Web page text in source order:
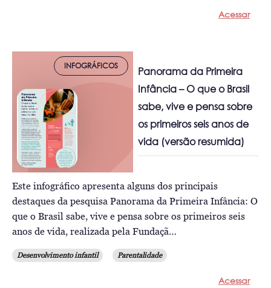
Acessar
INFOGRÁFICOS
Panorama da Primeira
Infância – O que o Brasil
sabe, vive e pensa sobre
os primeiros seis anos de
vida (versão resumida)
Este infográfico apresenta alguns dos principais
destaques da pesquisa Panorama da Primeira Infância: O
que o Brasil sabe, vive e pensa sobre os primeiros seis
anos de vida, realizada pela Fundaçã…
Desenvolvimento infantil Parentalidade
Acessar